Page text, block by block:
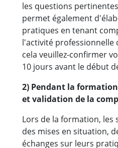
les questions
permet également
pratiques en tenant
l'activité professionnelle
cela veuillez-confirmer
10 jours avant le début
2) Pendant la
et validation de la
Lors de la formation, les
des mises en situation,
échanges sur leurs